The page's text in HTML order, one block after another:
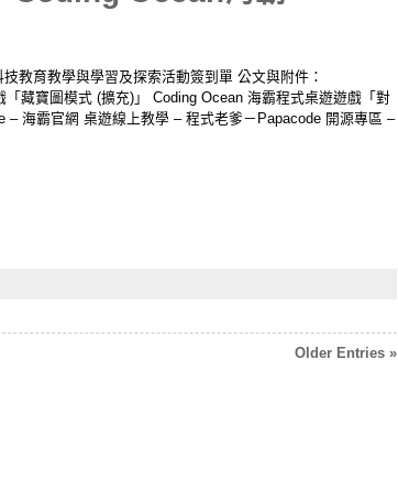
教育教學與學習及探索活動簽到單 公文與附件：
藏寶圖模式 (擴充)」 Coding Ocean 海霸程式桌遊遊戲「對
海霸官網 桌遊線上教學 – 程式老爹－Papacode 開源專區 –
Older Entries »